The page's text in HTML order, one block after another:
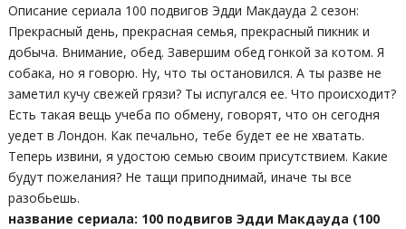
Описание сериала 100 подвигов Эдди Макдауда 2 сезон:
Прекрасный день, прекрасная семья, прекрасный пикник и
добыча. Внимание, обед. Завершим обед гонкой за котом. Я
собака, но я говорю. Ну, что ты остановился. А ты разве не
заметил кучу свежей грязи? Ты испугался ее. Что происходит?
Есть такая вещь учеба по обмену, говорят, что он сегодня
уедет в Лондон. Как печально, тебе будет ее не хватать.
Теперь извини, я удостою семью своим присутствием. Какие
будут пожелания? Не тащи приподнимай, иначе ты все
разобьешь.
название сериала: 100 подвигов Эдди Макдауда (100